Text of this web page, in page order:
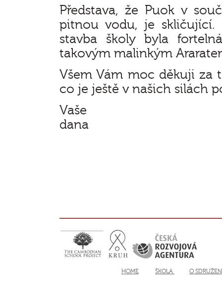
Představa, že Puok v
pitnou vodu, je
stavba školy byla
takovým malinkým
Všem Vám moc děkuji
co je ještě v našich silách
Vaše
dana
HOME ŠKOLA O